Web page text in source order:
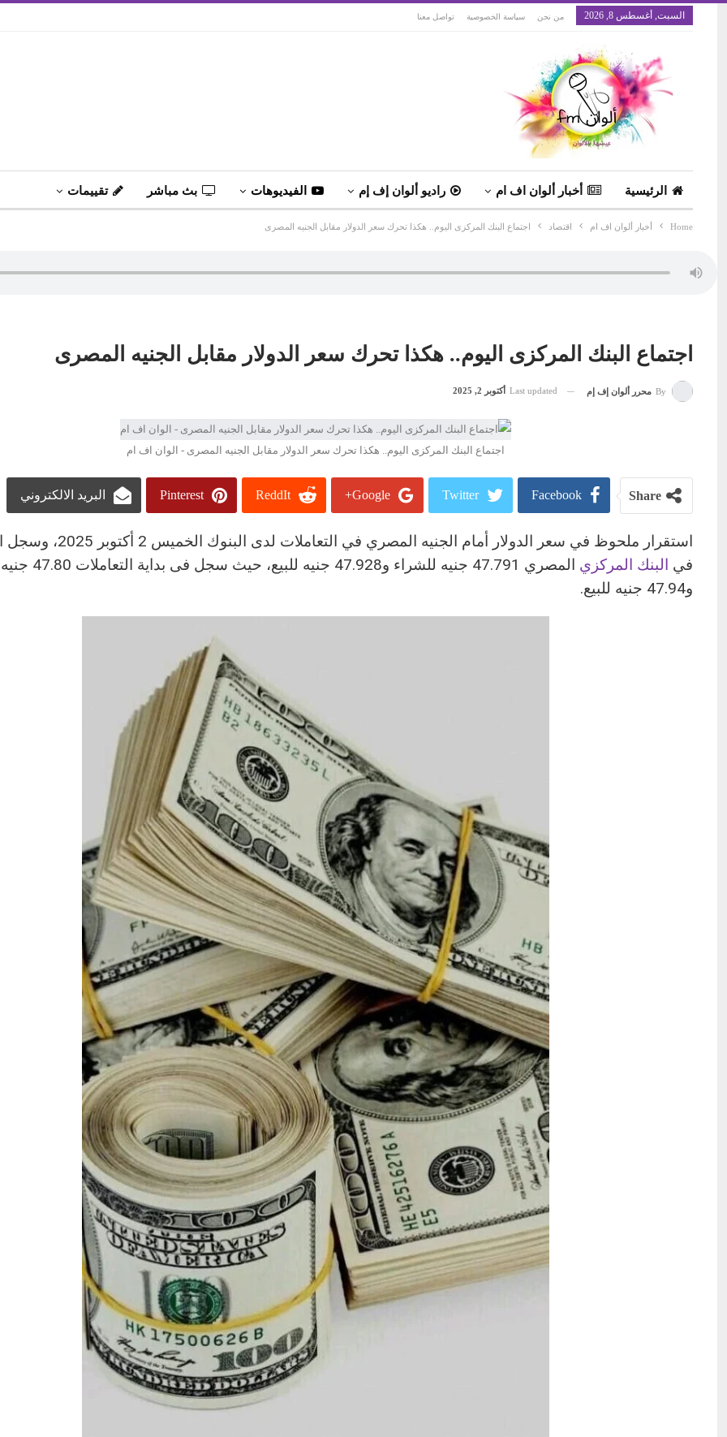
السبت, أغسطس 8, 2026 من نحن سياسة الخصوصية تواصل معنا
الرئيسية أخبار ألوان اف ام راديو ألوان إف إم الفيديوهات بث مباشر تقييمات
Home أخبار ألوان اف ام اقتصاد اجتماع البنك المركزى اليوم.. هكذا تحرك سعر الدولار مقابل الجنيه المصرى
اجتماع البنك المركزى اليوم.. هكذا تحرك سعر الدولار مقابل الجنيه المصرى
By محرر ألوان إف إم Last updated أكتوبر 2, 2025
اجتماع البنك المركزى اليوم.. هكذا تحرك سعر الدولار مقابل الجنيه المصرى - الوان اف ام
Share
Facebook
Twitter
Google+
ReddIt
Pinterest البريد الالكتروني
استقرار ملحوظ في سعر الدولار أمام الجنيه المصري في التعاملات
في البنك المركزي
المصري 47.791 جنيه للشراء
و47.94 جنيه للبيع.